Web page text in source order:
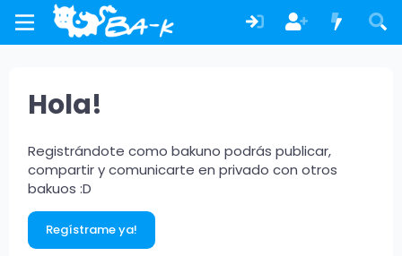
Hola!
Registrándote como bakuno podrás publicar,
compartir y comunicarte en privado con otros
bakuos :D
Regístrame ya!